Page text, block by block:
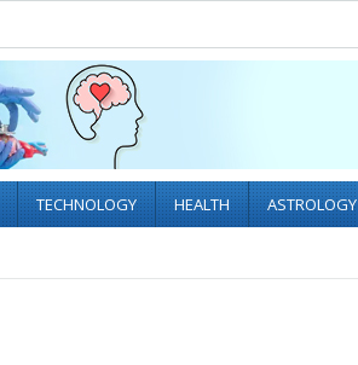
TECHNOLOGY HEALTH ASTROLOGY